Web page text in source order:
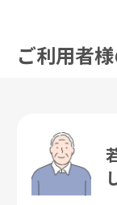
ご利用者